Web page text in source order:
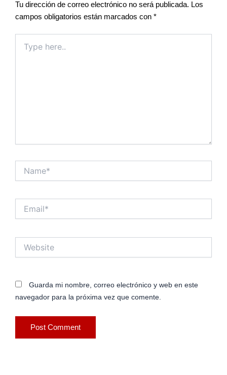
Tu dirección de correo electrónico no será publicada. Los
campos obligatorios están marcados con *
here..
Guarda mi nombre, correo electrónico y web en este
navegador para la próxima vez que comente.